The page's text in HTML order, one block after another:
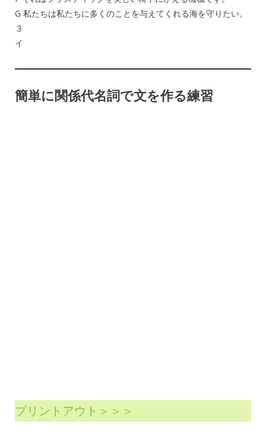
G 私たちは私たちに多くのことを与えてくれる海を守りたい。
３
イ
簡単に関係代名詞で文を作る練習
プリントアウト＞＞＞